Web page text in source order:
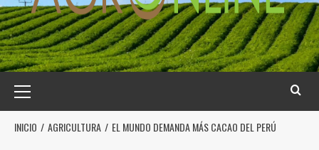
INICIO AGRICULTURA EL MUNDO DEMANDA MÁS CACAO DEL PERÚ